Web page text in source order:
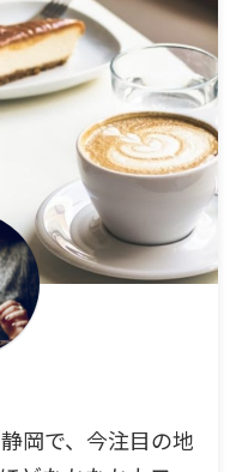
岡で、今注目の地